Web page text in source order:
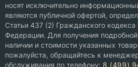
носят исключительно
являются публичной офертой,
Статьи 437 (2) Гражданского кодекса
Федерации. Для получения
наличии и стоимости указанных
пожалуйста, обращайтесь к
обслуживания по телефону: 8 (499)